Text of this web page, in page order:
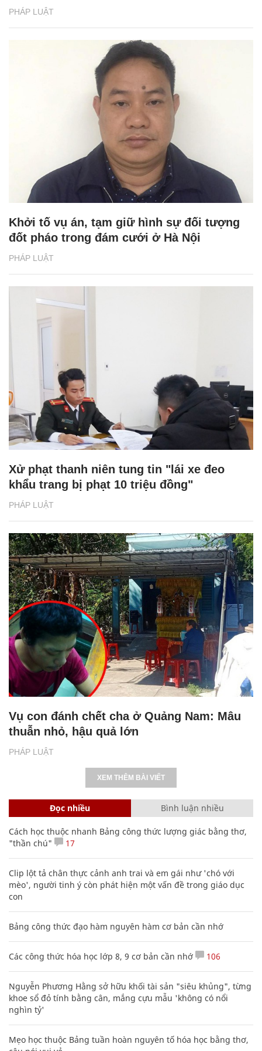
PHÁP LUẬT
PHÁP LUẬT
Khởi tố vụ án, tạm giữ hình sự đối tượng
đốt pháo trong đám cưới ở Hà Nội
PHÁP LUẬT
Xử phạt thanh niên tung tin "lái xe đeo
khẩu trang bị phạt 10 triệu đồng"
PHÁP LUẬT
Vụ con đánh chết cha ở Quảng Nam: Mâu
thuẫn nhỏ, hậu quả lớn
XEM THÊM BÀI VIẾT
Đọc nhiều Bình luận nhiều
Cách học thuộc nhanh Bảng công thức lượng giác bằng thơ,
"thần chú"
17
Clip lột tả chân thực cảnh anh trai và em gái như 'chó với
mèo', người tinh ý còn phát hiện một vấn đề trong giáo dục
con
Bảng công thức đạo hàm nguyên hàm cơ bản cần nhớ
Các công thức hóa học lớp 8, 9 cơ bản cần nhớ 106
Nguyễn Phương Hằng sở hữu khối tài sản "siêu khủng", từng
khoe sổ đỏ tính bằng cân, mắng cựu mẫu 'không có nổi
nghìn tỷ'
Mẹo học thuộc Bảng tuần hoàn nguyên tố hóa học bằng thơ,